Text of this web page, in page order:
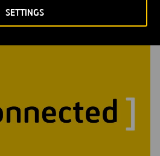
SETTINGS